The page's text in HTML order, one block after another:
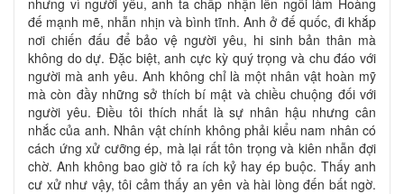
đế mạnh mẽ, nhẫn nhịn và bình tĩnh. Anh ở đế quốc, đi khắp
nơi chiến đấu để bảo vệ người yêu, hi sinh bản thân mà
không do dự. Đặc biệt, anh cực kỳ quý trọng và chu đáo với
người mà anh yêu. Anh không chỉ là một nhân vật hoàn mỹ
mà còn đầy những sở thích bí mật và chiều chuộng đối với
người yêu. Điều tôi thích nhất là sự nhân hậu nhưng cân
nhắc của anh. Nhân vật chính không phải kiểu nam nhân có
cách ứng xử cưỡng ép, mà lại rất tôn trọng và kiên nhẫn đợi
chờ. Anh không bao giờ tỏ ra ích kỷ hay ép buộc. Thấy anh
cư xử như vậy, tôi cảm thấy an yên và hài lòng đến bất ngờ.